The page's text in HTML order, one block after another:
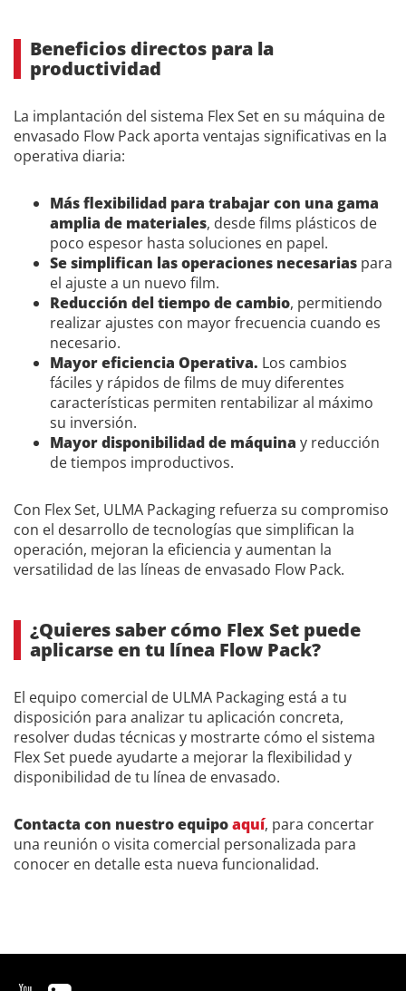
Beneficios directos para la
productividad
La implantación del sistema Flex Set en su máquina de
envasado Flow Pack aporta ventajas significativas en la
operativa diaria:
Más flexibilidad para trabajar con una gama
amplia de materiales, desde films plásticos de
poco espesor hasta soluciones en papel.
Se simplifican las operaciones necesarias para
el ajuste a un nuevo film.
Reducción del tiempo de cambio, permitiendo
realizar ajustes con mayor frecuencia cuando es
necesario.
Mayor eficiencia Operativa. Los cambios
fáciles y rápidos de films de muy diferentes
características permiten rentabilizar al máximo
su inversión.
Mayor disponibilidad de máquina y reducción
de tiempos improductivos.
Con Flex Set, ULMA Packaging refuerza su compromiso
con el desarrollo de tecnologías que simplifican la
operación, mejoran la eficiencia y aumentan la
versatilidad de las líneas de envasado Flow Pack.
¿Quieres saber cómo Flex Set puede
aplicarse en tu línea Flow Pack?
El equipo comercial de ULMA Packaging está a tu
disposición para analizar tu aplicación concreta,
resolver dudas técnicas y mostrarte cómo el sistema
Flex Set puede ayudarte a mejorar la flexibilidad y
disponibilidad de tu línea de envasado.
Contacta con nuestro equipoaquí, para concertar
una reunión o visita comercial personalizada para
conocer en detalle esta nueva funcionalidad.